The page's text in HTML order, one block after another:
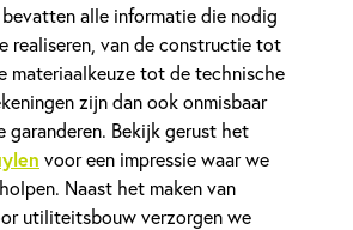
alle informatie die nodig
realiseren, van de constructie tot
materiaalkeuze tot de technische
zijn dan ook onmisbaar
Bekijk gerust het
voor een impressie waar we
Naast het maken van
utiliteitsbouw verzorgen we